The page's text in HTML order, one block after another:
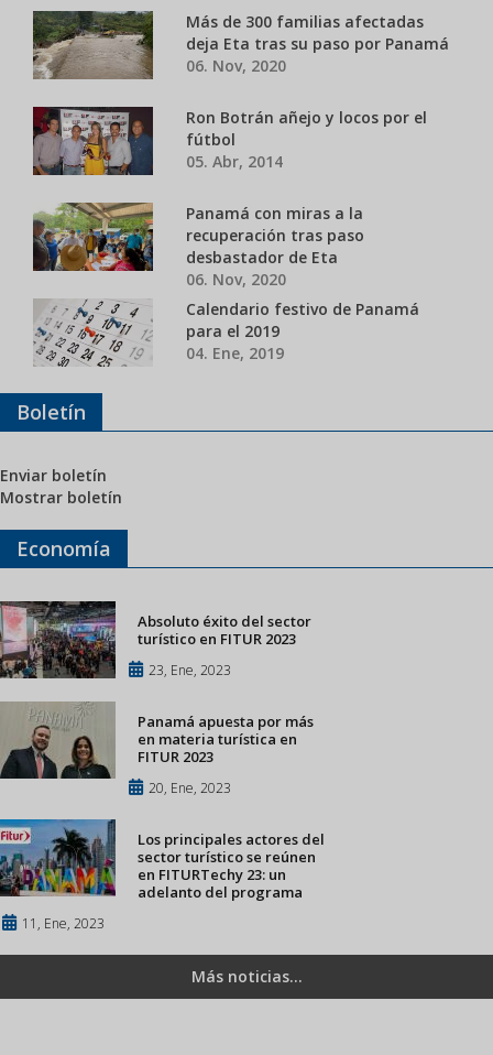
Más de 300 familias afectadas
deja Eta tras su paso por Panamá
06. Nov, 2020
Ron Botrán añejo y locos por el
fútbol
05. Abr, 2014
Panamá con miras a la
recuperación tras paso
desbastador de Eta
06. Nov, 2020
Calendario festivo de Panamá
para el 2019
04. Ene, 2019
Boletín
Enviar boletín
Mostrar boletín
Economía
Absoluto éxito del sector
turístico en FITUR 2023
23, Ene, 2023
Panamá apuesta por más
en materia turística en
FITUR 2023
20, Ene, 2023
Los principales actores del
sector turístico se reúnen
en FITURTechy 23: un
adelanto del programa
11, Ene, 2023
Más noticias...